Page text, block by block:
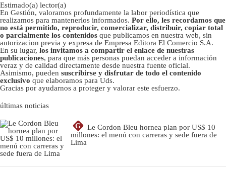
Estimado(a) lector(a)
En Gestión, valoramos profundamente la labor periodística que
realizamos para mantenerlos informados. Por ello, les recordamos que
no está permitido, reproducir, comercializar, distribuir, copiar total
o parcialmente los contenidos que publicamos en nuestra web, sin
autorizacion previa y expresa de Empresa Editora El Comercio S.A.
En su lugar, los invitamos a compartir el enlace de nuestras
publicaciones, para que más personas puedan acceder a información
veraz y de calidad directamente desde nuestra fuente oficial.
Asimismo, pueden suscribirse y disfrutar de todo el contenido
exclusivo que elaboramos para Uds.
Gracias por ayudarnos a proteger y valorar este esfuerzo.
últimas noticias
G
Le Cordon Bleu hornea plan por US$ 10
millones: el menú con carreras y sede fuera de
Lima